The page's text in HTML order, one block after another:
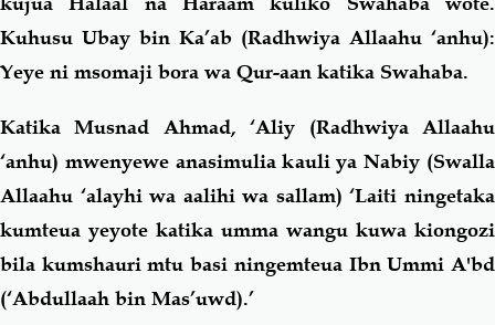
Kuhusu Ubay bin Ka’ab (Radhwiya Allaahu ‘anhu):
Yeye ni msomaji bora wa Qur-aan katika Swahaba.
Katika Musnad Ahmad, ‘Aliy (Radhwiya Allaahu
‘anhu) mwenyewe anasimulia kauli ya Nabiy (Swalla
Allaahu ‘alayhi wa aalihi wa sallam) ‘Laiti ningetaka
kumteua yeyote katika umma wangu kuwa kiongozi
bila kumshauri mtu basi ningemteua Ibn Ummi A'bd
(‘Abdullaah bin Mas’uwd).’